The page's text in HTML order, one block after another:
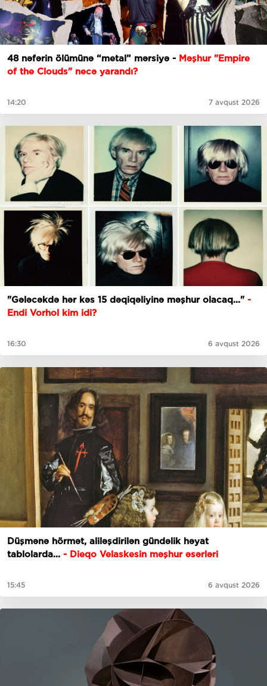
48 nəfərin ölümünə “metal” mərsiyə - Məşhur "Empire
of the Clouds" necə yarandı?
14:20 7 avqust 2026
"Gələcəkdə hər kəs 15 dəqiqəliyinə məşhur olacaq..." -
Endi Vorhol kim idi?
16:30 6 avqust 2026
Düşmənə hörmət, aliləşdirilən gündəlik həyat
tablolarda... - Dieqo Velaskesin məşhur əsərləri
15:45 6 avqust 2026